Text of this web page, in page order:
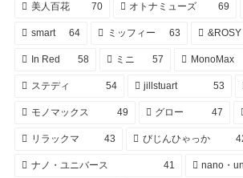
美人百花 70 オトナミューズ 69
smart 64 ミッフィー 63 &ROSY
In Red 58 ミニ 57 MonoMax
ステディ 54 jillstuart 53
モノマックス 49 グロー 47
リラックマ 43 びじんひゃっか
ナノ・ユニバース 41 nano・